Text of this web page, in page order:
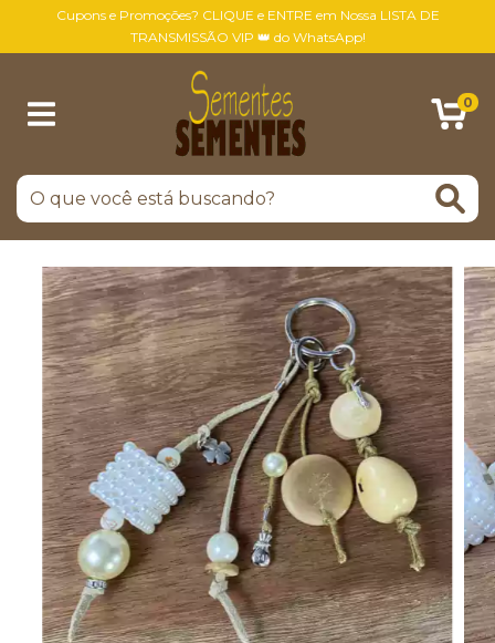
Cupons e Promoções? CLIQUE e ENTRE em Nossa LISTA DE
TRANSMISSÃO VIP 👑 do WhatsApp!
0